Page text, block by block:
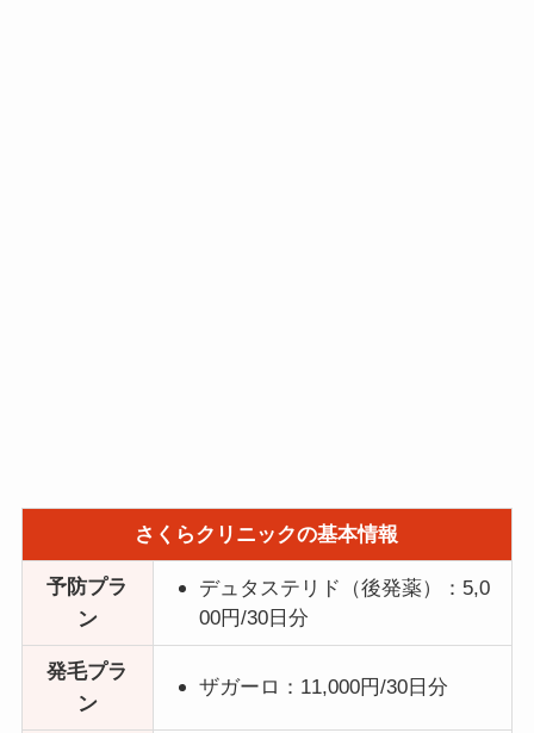
さくらクリニックの基本情報
予防プラ
ン
デュタステリド（後発薬）：5,0
00円/30日分
発毛プラ
ン
ザガーロ：11,000円/30日分